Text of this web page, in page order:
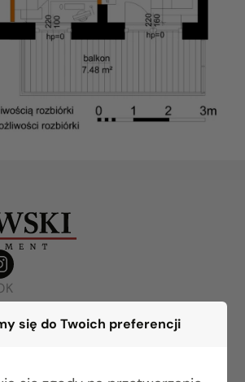
się do Twoich preferencji
202